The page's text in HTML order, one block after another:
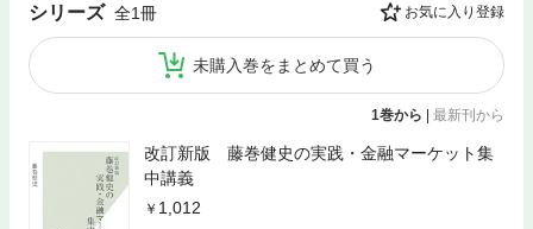
シリーズ 全1冊 お気に入り登録
未購入巻をまとめて買う
1巻から | 最新刊から
改訂新版 藤巻健史の実践・金融マーケット集
中講義
1,012